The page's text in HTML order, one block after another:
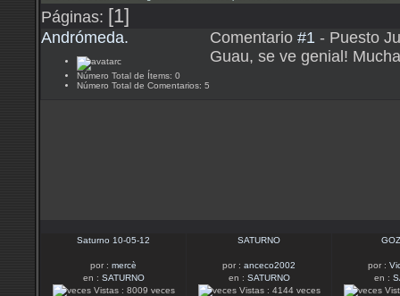
Páginas: [1]
Andrómeda.
Número Total de Ítems: 0
Número Total de Comentarios: 5
Comentario #1 - Puesto
Guau, se ve genial!
Saturno 10-05-12
por : mercè
en : SATURNO
Vistas : 8009 veces
SATURNO
por : anceco2002
en : SATURNO
Vistas : 4144 veces
por :
en :